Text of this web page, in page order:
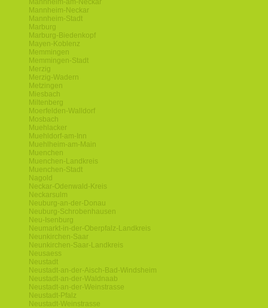
Mannheim-am-Neckar
Mannheim-Neckar
Mannheim-Stadt
Marburg
Marburg-Biedenkopf
Mayen-Koblenz
Memmingen
Memmingen-Stadt
Merzig
Merzig-Wadern
Metzingen
Miesbach
Miltenberg
Moerfelden-Walldorf
Mosbach
Muehlacker
Muehldorf-am-Inn
Muehlheim-am-Main
Muenchen
Muenchen-Landkreis
Muenchen-Stadt
Nagold
Neckar-Odenwald-Kreis
Neckarsulm
Neuburg-an-der-Donau
Neuburg-Schrobenhausen
Neu-Isenburg
Neumarkt-in-der-Oberpfalz-Landkreis
Neunkirchen-Saar
Neunkirchen-Saar-Landkreis
Neusaess
Neustadt
Neustadt-an-der-Aisch-Bad-Windsheim
Neustadt-an-der-Waldnaab
Neustadt-an-der-Weinstrasse
Neustadt-Pfalz
Neustadt-Weinstrasse